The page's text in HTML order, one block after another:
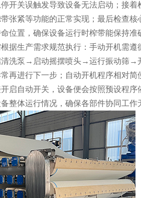
开关误触发导致设备无法启动；接着
张紧等功能的正常实现；最后检查
位置，确保设备运行时榨带能保持准
据生产需求规范执行：手动开机需遵
洗泵→启动摇摆喷头→运行振动筛→
再进行下一步；自动开机程序相对
启自动开关，设备便会按照预设程序
整体运行情况，确保各部件协同工作